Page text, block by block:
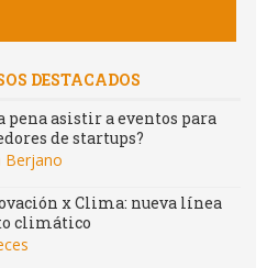
DESTACADOS
pena asistir a eventos para
de startups?
Berjano
x Clima: nueva línea
climático